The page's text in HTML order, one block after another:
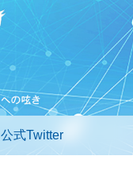
式Twitter